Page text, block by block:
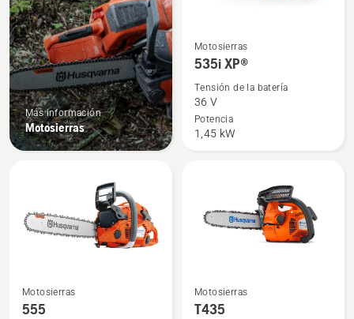
Más información
Motosierras
Ver
más
detalles
sobre
535i
XP®
Motosierras
535i XP®
Tensión de la batería
36 V
Potencia
1,45 kW
Ver
más
Motosierras
555
Ver
más
Motosierras
T435